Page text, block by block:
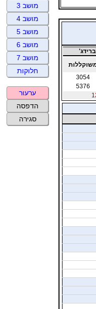
3054
5376
מושב 3
מושב 4
מושב 5
מושב 6
מושב 7
חלוקות
ערעור
הדפסה
סגירה